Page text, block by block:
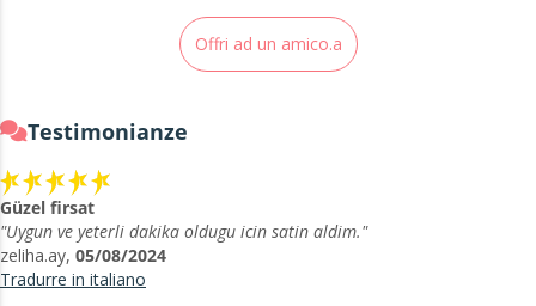
Offri ad un amico.a
Testimonianze
Güzel firsat
"Uygun ve yeterli dakika oldugu icin satin aldim."
zeliha.ay, 05/08/2024
Tradurre in italiano